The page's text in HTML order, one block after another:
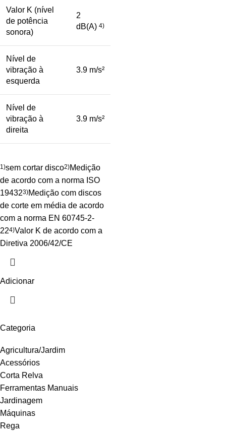
Categoria
Agricultura/Jardim
Acessórios
Corta Relva
Ferramentas Manuais
Jardinagem
Máquinas
Rega
Valor K (nível
de potência
sonora)
2
dB(A) 4)
Nível de
vibração à
esquerda
3.9 m/s²
Nível de
vibração à
direita
3.9 m/s²
1)sem cortar disco2)Medição
de acordo com a norma ISO
194323)Medição com discos
de corte em média de acordo
com a norma EN 60745-2-
224)Valor K de acordo com a
Diretiva 2006/42/CE
Adicionar